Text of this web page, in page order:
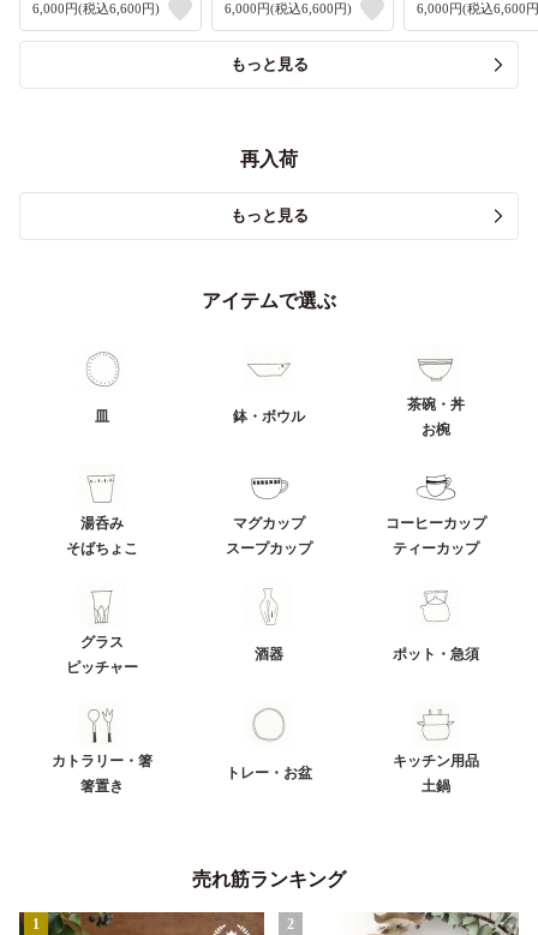
6,000円(税込6,600円) 6,000円(税込6,600円) 6,000円(税込6,600
もっと見る
再入荷
もっと見る
アイテムで選ぶ
皿 鉢・ボウル
茶碗・丼
お椀
湯呑み
そばちょこ
マグカップ
スープカップ
コーヒーカップ
ティーカップ
グラス
ピッチャー
酒器 ポット・急須
カトラリー・箸
箸置き
トレー・お盆
キッチン用品
土鍋
売れ筋ランキング
1 2